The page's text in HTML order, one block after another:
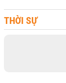
THỜI SỰ